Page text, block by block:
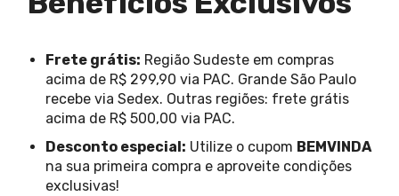
Frete grátis: Região Sudeste em compras
acima de R$ 299,90 via PAC. Grande São Paulo
recebe via Sedex. Outras regiões: frete grátis
acima de R$ 500,00 via PAC.
Desconto especial: Utilize o cupom BEMVINDA
na sua primeira compra e aproveite condições
exclusivas!